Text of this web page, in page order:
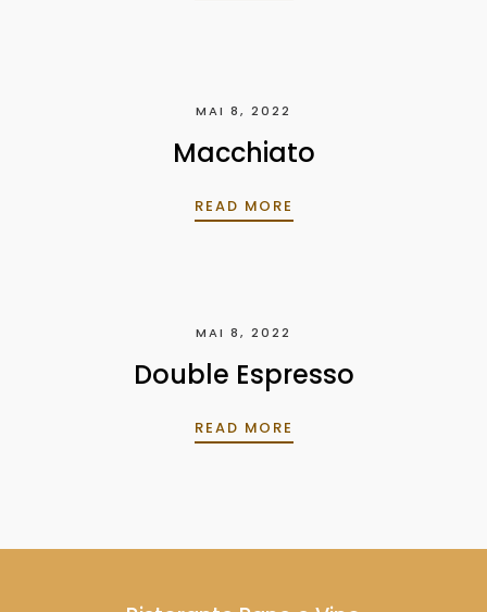
MAI 8, 2022
Macchiato
READ MORE
MAI 8, 2022
Double Espresso
READ MORE